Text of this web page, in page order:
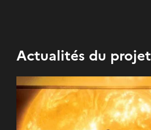
Actualités du projet